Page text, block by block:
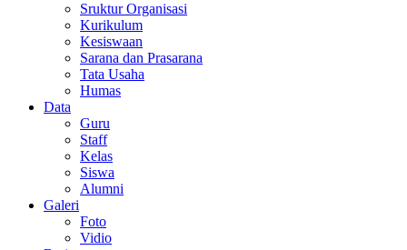
Sruktur Organisasi
Kurikulum
Kesiswaan
Sarana dan Prasarana
Tata Usaha
Humas
Data
Guru
Staff
Kelas
Siswa
Alumni
Galeri
Foto
Vidio